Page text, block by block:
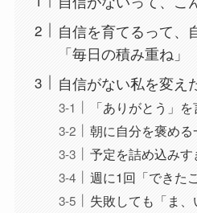
自信を育てるって、
「毎日の積み重ね」
自信がない私を変え
「ありがとう」
朝に自分を褒める
予定を詰め込みす
週に1回「できた
失敗しても「ま